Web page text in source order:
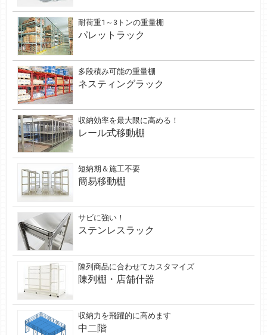
耐荷重1～3トンの重量棚
パレットラック
多段積み可能の重量棚
ネスティングラック
収納効率を最大限に高める！
レール式移動棚
短納期＆施工不要
簡易移動棚
サビに強い！
ステンレスラック
陳列商品に合わせてカスタマイズ
陳列棚・店舗什器
収納力を飛躍的に高めます
中二階